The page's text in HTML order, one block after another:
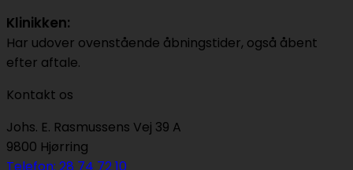
Klinikken:
Har udover ovenstående åbningstider, også åbent
efter aftale.
Kontakt os
Johs. E. Rasmussens Vej 39 A
9800 Hjørring